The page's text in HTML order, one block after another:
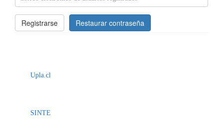
Restaurar contraseña
Registrarse
Upla.cl
SINTE